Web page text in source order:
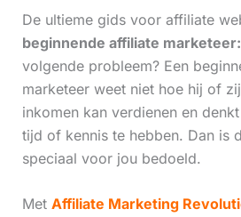
De ultieme gids voor affiliate
beginnende affiliate marketeer:
volgende probleem? Een
marketeer weet niet hoe hij of
inkomen kan verdienen en
tijd of kennis te hebben. Dan is
speciaal voor jou bedoeld.
Met Affiliate Marketing